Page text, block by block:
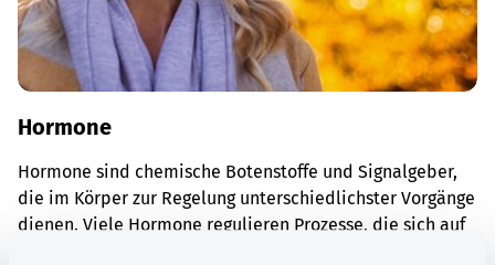
Hormone
Hormone sind chemische Botenstoffe und Signalgeber,
die im Körper zur Regelung unterschiedlichster Vorgänge
dienen. Viele Hormone regulieren Prozesse, die sich auf